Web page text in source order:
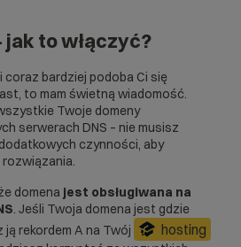
jak to włączyć?
bardziej podoba Ci się
to mam świetną wiadomość.
Twoje domeny
serwerach DNS – nie musisz
czynności, aby
domena jest obsługiwana na
. Jeśli Twoja domena jest gdzie
rekordem A na Twój
hosting